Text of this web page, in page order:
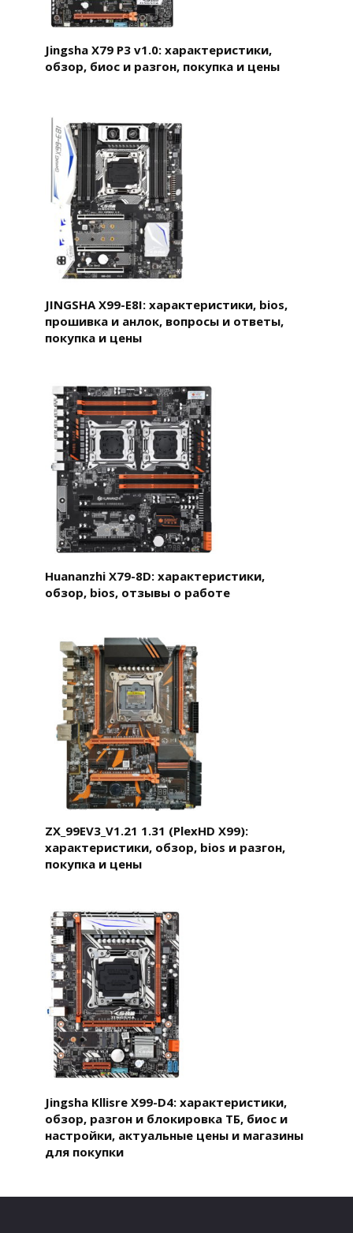
Jingsha X79 P3 v1.0: характеристики,
обзор, биос и разгон, покупка и цены
JINGSHA X99-E8I: характеристики, bios,
прошивка и анлок, вопросы и ответы,
покупка и цены
Huananzhi X79-8D: характеристики,
обзор, bios, отзывы о работе
ZX_99EV3_V1.21 1.31 (PlexHD X99):
характеристики, обзор, bios и разгон,
покупка и цены
Jingsha Kllisre X99-D4: характеристики,
обзор, разгон и блокировка ТБ, биос и
настройки, актуальные цены и магазины
для покупки